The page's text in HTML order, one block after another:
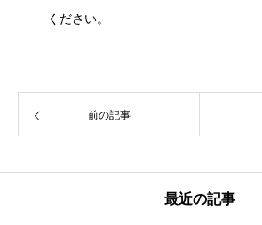
ください。
前の記事
最近の記事